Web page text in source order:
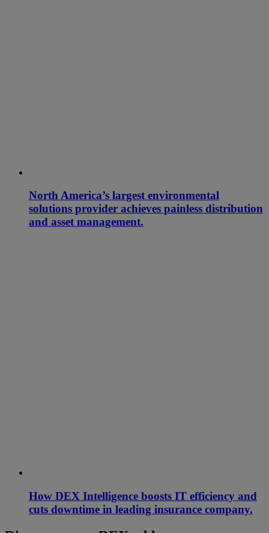
North America’s largest environmental
solutions provider achieves painless distribution
and asset management.
How DEX Intelligence boosts IT efficiency and
cuts downtime in leading insurance company.